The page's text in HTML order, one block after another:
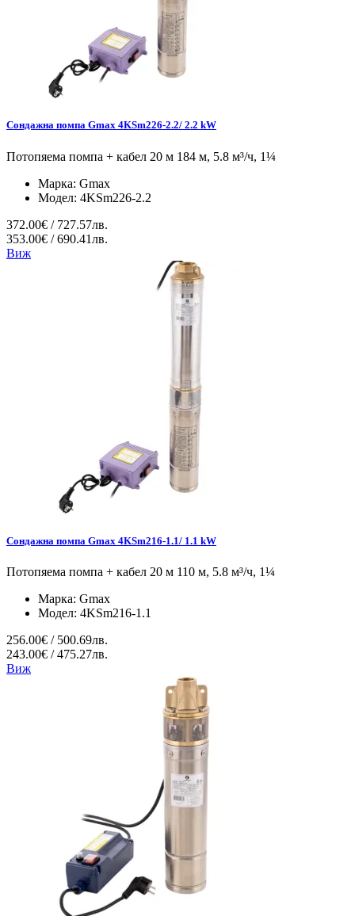
Сондажна помпа Gmax 4KSm226-2.2/ 2.2 kW
Потопяема помпа + кабел 20 м 184 м, 5.8 м³/ч, 1¼
Марка: Gmax
Модел: 4KSm226-2.2
372.00€ / 727.57лв.
353.00€ / 690.41лв.
Виж
Сондажна помпа Gmax 4KSm216-1.1/ 1.1 kW
Потопяема помпа + кабел 20 м 110 м, 5.8 м³/ч, 1¼
Марка: Gmax
Модел: 4KSm216-1.1
256.00€ / 500.69лв.
243.00€ / 475.27лв.
Виж